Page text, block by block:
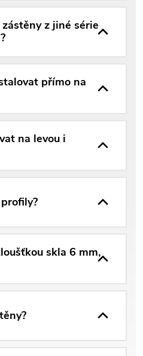
z jiné série
přímo na
na levou i
skla 6 mm,